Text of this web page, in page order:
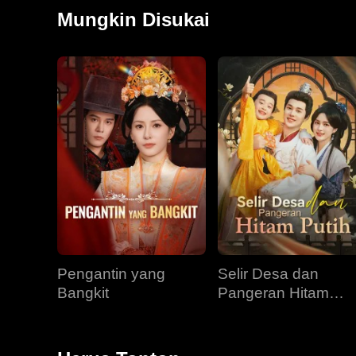
Sementara itu, Ryan, yang dihantui ingatan
Mungkin Disukai
Pengantin yang
Bangkit
Selir Desa dan
Pangeran Hitam